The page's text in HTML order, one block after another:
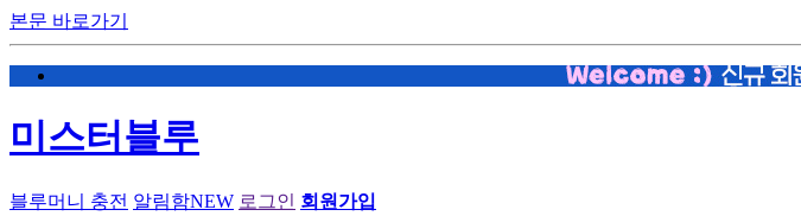
본문 바로가기
미스터블루
블루머니 충전 알림함NEW 로그인 회원가입